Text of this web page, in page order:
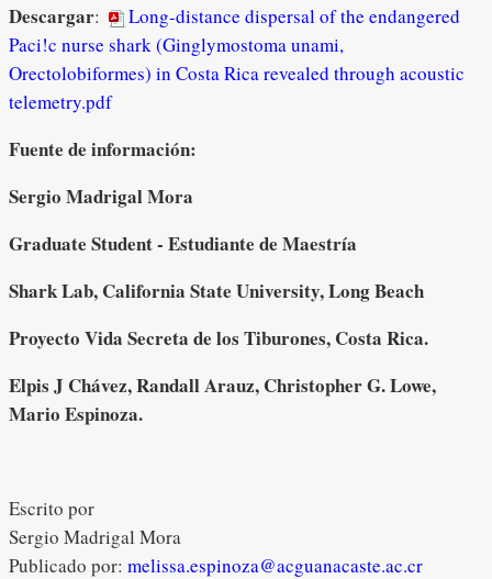
Descargar:
Long-distance dispersal of the endangered
Paci!c nurse shark (Ginglymostoma unami,
Orectolobiformes) in Costa Rica revealed through acoustic
telemetry.pdf
Fuente de información:
Sergio Madrigal Mora
Graduate Student - Estudiante de Maestría
Shark Lab, California State University, Long Beach
Proyecto Vida Secreta de los Tiburones, Costa Rica.
Elpis J Chávez, Randall Arauz, Christopher G. Lowe,
Mario Espinoza.
Escrito por
Sergio Madrigal Mora
Publicado por: melissa.espinoza@acguanacaste.ac.cr